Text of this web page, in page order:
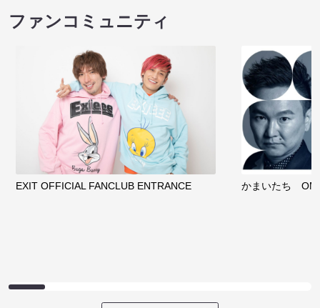
ファンコミュニティ
EXIT OFFICIAL FANCLUB ENTRANCE かまいたち